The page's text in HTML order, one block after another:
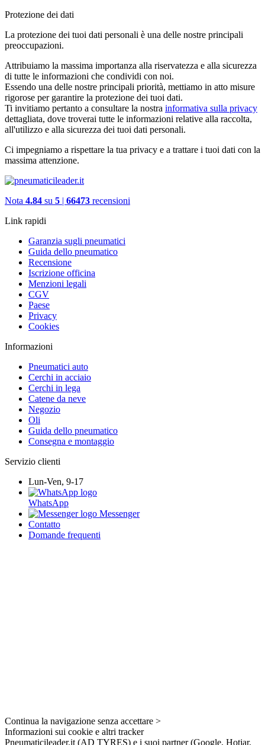
Protezione dei dati
La protezione dei tuoi dati personali è una delle nostre principali
preoccupazioni.
Attribuiamo la massima importanza alla riservatezza e alla sicurezza
di tutte le informazioni che condividi con noi.
Essendo una delle nostre principali priorità, mettiamo in atto misure
rigorose per garantire la protezione dei tuoi dati.
Ti invitiamo pertanto a consultare la nostra informativa sulla privacy
dettagliata, dove troverai tutte le informazioni relative alla raccolta,
all'utilizzo e alla sicurezza dei tuoi dati personali.
Ci impegniamo a rispettare la tua privacy e a trattare i tuoi dati con la
massima attenzione.
Nota 4.84 su 5 | 66473 recensioni
Link rapidi
Garanzia sugli pneumatici
Guida dello pneumatico
Recensione
Iscrizione officina
Menzioni legali
CGV
Paese
Privacy
Cookies
Informazioni
Pneumatici auto
Cerchi in acciaio
Cerchi in lega
Catene da neve
Negozio
Oli
Guida dello pneumatico
Consegna e montaggio
Servizio clienti
Lun-Ven, 9-17
WhatsApp
Messenger
Contatto
Domande frequenti
Continua la navigazione senza accettare >
Informazioni sui cookie e altri tracker
Pneumaticileader.it (AD TYRES) e i suoi partner (Google, Hotjar,